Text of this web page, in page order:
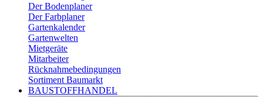
Der Bodenplaner
Der Farbplaner
Gartenkalender
Gartenwelten
Mietgeräte
Mitarbeiter
Rücknahmebedingungen
Sortiment Baumarkt
BAUSTOFFHANDEL